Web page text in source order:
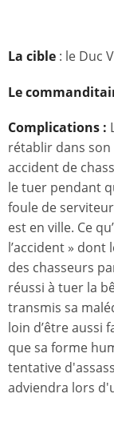
La cible : le Duc
Le
Complications :
rétablir dans
accident de
le tuer pendant
foule de
est en ville. Ce
l’accident » dont
des chasseurs
réussi à tuer la
transmis sa
loin d’être aussi
que sa forme
tentative
adviendra lors